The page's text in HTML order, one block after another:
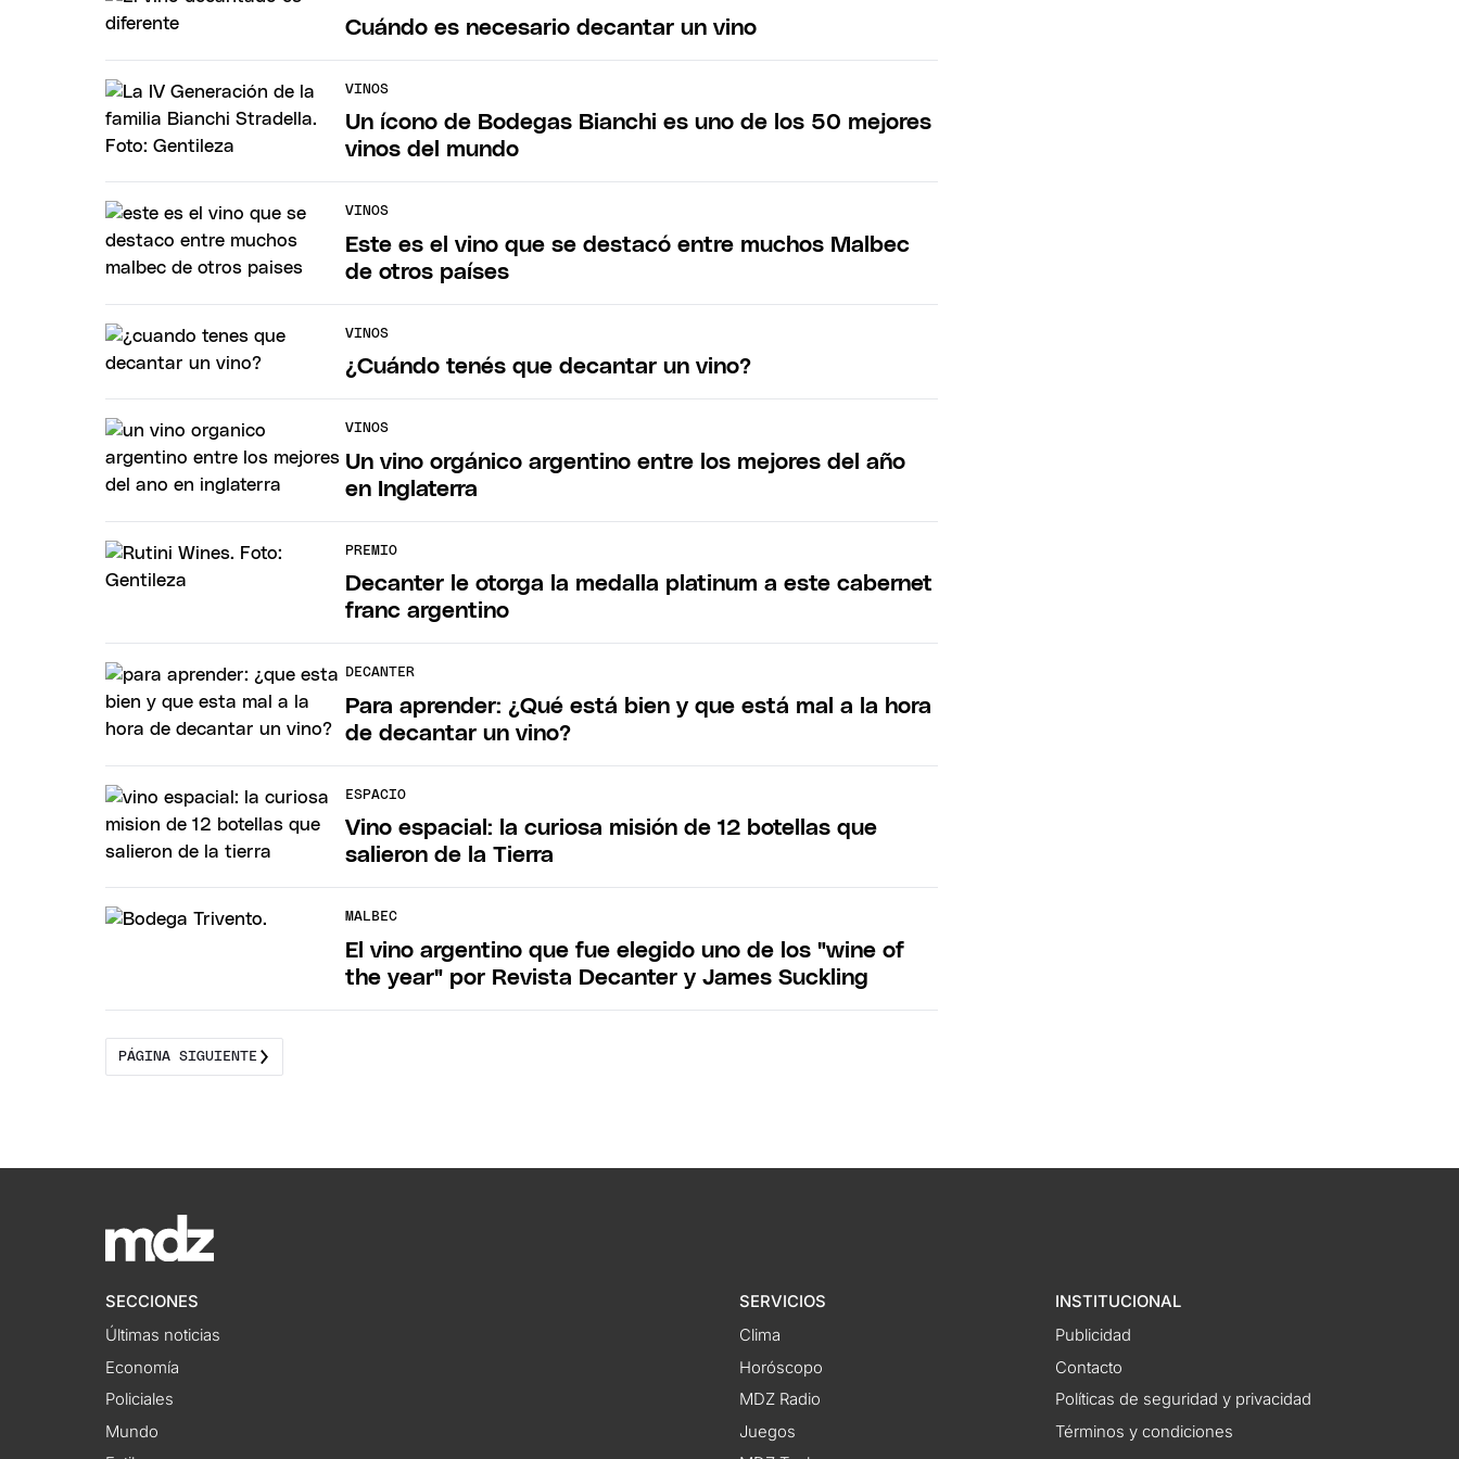
Cuándo es necesario decantar un vino
VINOS
Un ícono de Bodegas Bianchi es uno de los 50 mejores
vinos del mundo
VINOS
Este es el vino que se destacó entre muchos Malbec
de otros países
VINOS
¿Cuándo tenés que decantar un vino?
VINOS
Un vino orgánico argentino entre los mejores del año
en Inglaterra
PREMIO
Decanter le otorga la medalla platinum a este cabernet
franc argentino
DECANTER
Para aprender: ¿Qué está bien y que está mal a la hora
de decantar un vino?
ESPACIO
Vino espacial: la curiosa misión de 12 botellas que
salieron de la Tierra
MALBEC
El vino argentino que fue elegido uno de los "wine of
the year" por Revista Decanter y James Suckling
PÁGINA SIGUIENTE
SECCIONES
Últimas noticias
Economía
Policiales
Mundo
SERVICIOS
Clima
Horóscopo
MDZ Radio
Juegos
INSTITUCIONAL
Publicidad
Contacto
Políticas de seguridad y privacidad
Términos y condiciones